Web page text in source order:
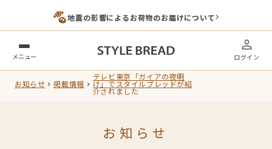
地震の影響によるお荷物のお届けについて
メニュー ログイン
お知らせ 掲載情報
テレビ東京「ガイアの夜明
け」でスタイルブレッドが紹
介されました
お知らせ